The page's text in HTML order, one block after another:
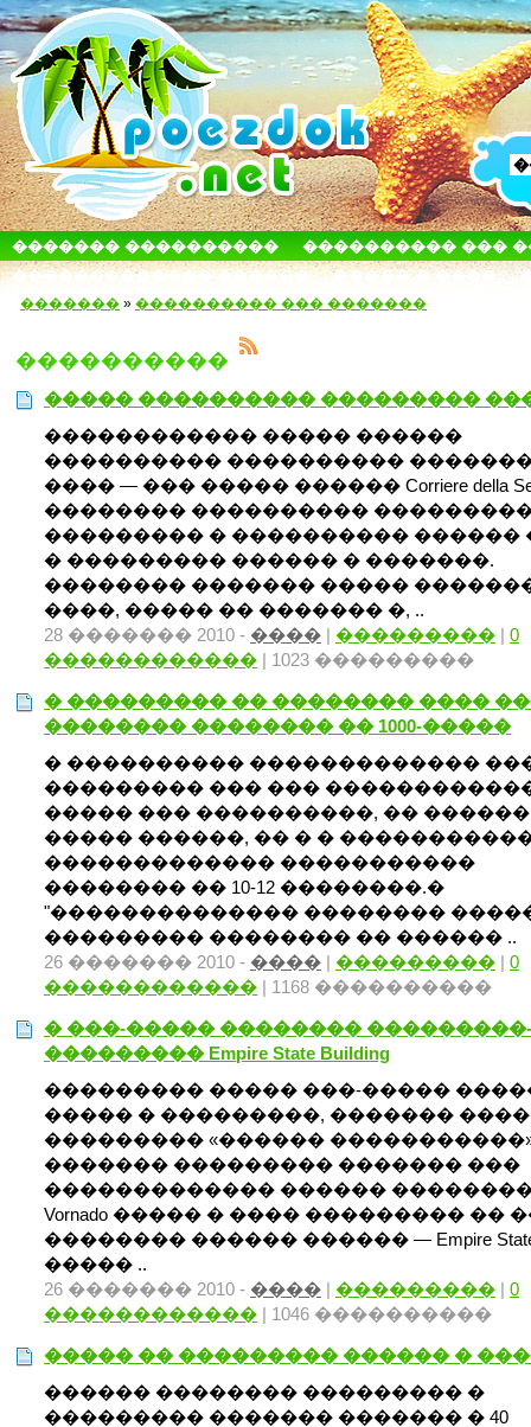
������� ����������
���������� ���
������������� ������
����� � ����
������� » ���������� ��� �������
����������
����� ���������� ���������
������������ ����� ������
���������� ����������
���� — ��� ����� ������ Corriere della
�������� ����������
��������� � ���������� ������
� ��������� ������ � �������.
�������� ������� �����
����, ����� �� ������� �, ..
28 ������� 2010 - ���� | ��������� | 0
������������ | 1023 ���������
� ��������� �� �������� ����
�������� �������� �� 1000-�����
� ���������� �������������
��������� ��� ���
����� ��� ����������, �� ������
����� ������, �� � �
������������� �����������
�������� �� 10-12 ��������.�
"�������������� ��������
��������� �������� �� ������ ..
26 ������� 2010 - ���� | ��������� | 0
������������ | 1168 ����������
� ���-����� �������� ���������-
��������� Empire State Building
��������� ����� ���-�����
����� � ���������, �������
��������� «������
������� ��������� ������� ���
������������� ������
Vornado ����� � ���� ��������� ��
�������� ������ ������ — Empire State
����� ..
26 ������� 2010 - ���� | ��������� | 0
������������ | 1046 ����������
����� �� ��������� ������ �
������ �������� ��������� �
��������� ������� ������� � 40